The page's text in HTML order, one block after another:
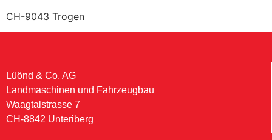
CH-9043 Trogen
Lüönd & Co. AG
Landmaschinen und Fahrzeugbau
Waagtalstrasse 7
CH-8842 Unteriberg